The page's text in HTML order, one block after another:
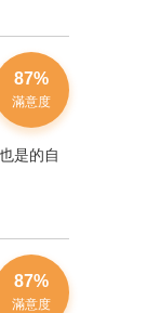
87%
滿意度
是的自
87%
滿意度